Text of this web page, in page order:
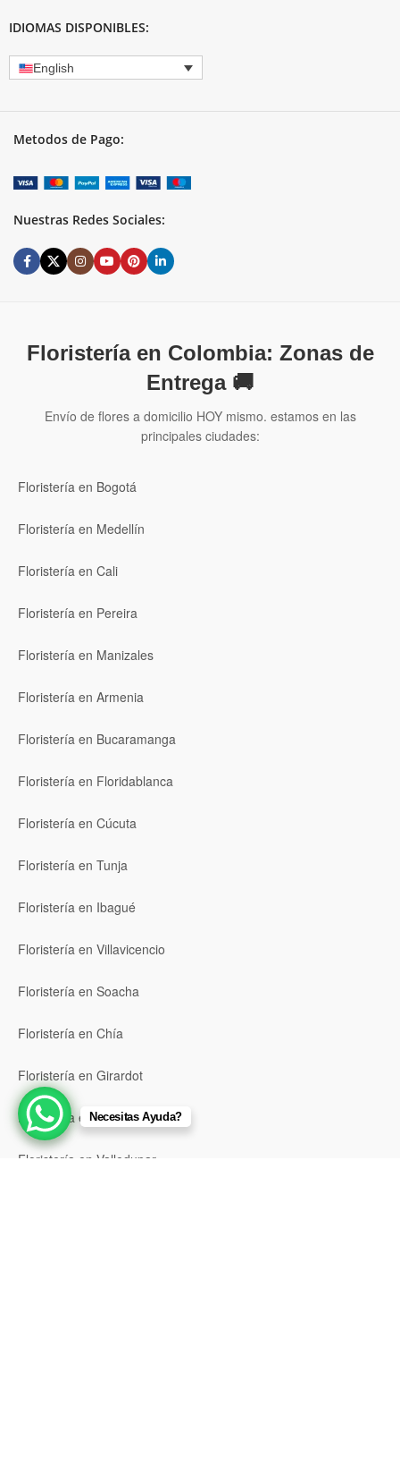
IDIOMAS DISPONIBLES:
English
Metodos de Pago:
Nuestras Redes Sociales:
Floristería en Colombia: Zonas de
Entrega 🚚
Envío de flores a domicilio HOY mismo. estamos en las
principales ciudades:
Floristería en Bogotá
Floristería en Medellín
Floristería en Cali
Floristería en Pereira
Floristería en Manizales
Floristería en Armenia
Floristería en Bucaramanga
Floristería en Floridablanca
Floristería en Cúcuta
Floristería en Tunja
Floristería en Ibagué
Floristería en Villavicencio
Floristería en Soacha
Floristería en Chía
Floristería en Girardot
Floristería en Santa Marta
Floristería en Valledupar
Necesitas Ayuda?